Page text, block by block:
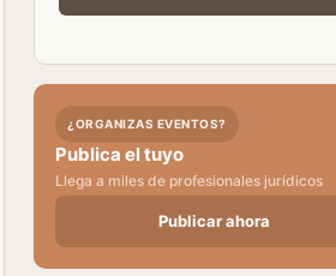
¿ORGANIZAS EVENTOS?
Publica el tuyo
Llega a miles de profesionales jurídicos
Publicar ahora